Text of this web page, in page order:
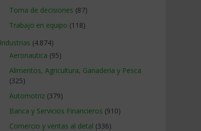
Toma de decisiones (87)
Trabajo en equipo (118)
Industrias (4.874)
Aeronautica (95)
Alimentos, Agricultura, Ganaderia y Pesca
(325)
Automotriz (379)
Banca y Servicios Financieros (910)
Comercio y ventas al detal (336)